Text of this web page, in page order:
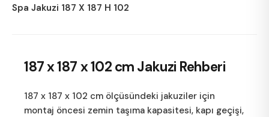
Spa Jakuzi 187 X 187 H 102
187 x 187 x 102 cm Jakuzi Rehberi
187 x 187 x 102 cm ölçüsündeki jakuziler için
montaj öncesi zemin taşıma kapasitesi, kapı geçişi,